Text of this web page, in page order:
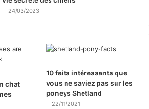
24/03/2023
chat
10 faits intéressants que
vous ne saviez pas sur les
poneys Shetland
22/11/2021